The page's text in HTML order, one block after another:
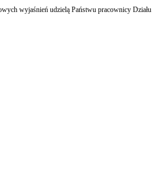
wyjaśnień udzielą Państwu pracownicy Działu